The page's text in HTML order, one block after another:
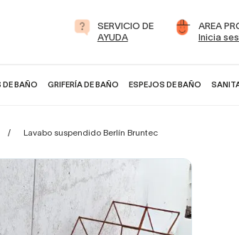
SERVICIO DE
AYUDA
AREA
Inicia
DE BAÑO GRIFERÍA DE BAÑO ESPEJOS DE BAÑO
Lavabo suspendido Berlín Bruntec